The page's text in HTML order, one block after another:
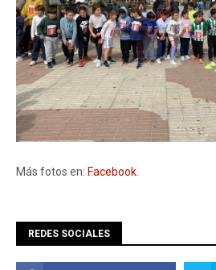
Más fotos en: Facebook.
REDES SOCIALES